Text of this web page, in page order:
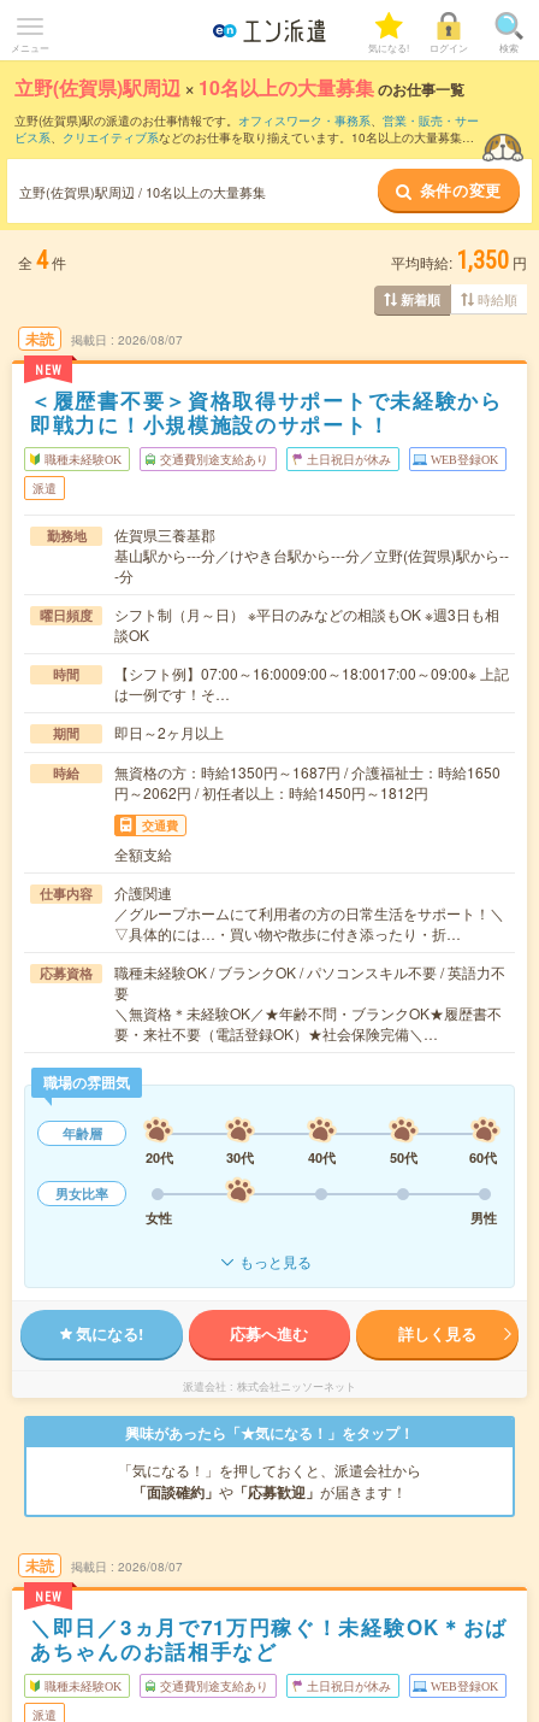
メニュー 気になる! ログイン 検索
立野(佐賀県)駅周辺 × 10名以上の大量募集のお仕事一覧
立野(佐賀県)駅の派遣のお仕事情報です。 オフィスワーク・事務系、 営業・販売・サー
ビス系、 クリエイティブ系などのお仕事を取り揃えています。10名以上の大量募集の
立野(佐賀県)駅周辺 / 10名以上の大量募集 条件の変更
全 4件 平均時給: 1,350 円
新着順 時給順
未読
NEW
掲載日 2026/08/07
＜履歴書不要＞資格取得サポートで未経験から
即戦力に！小規模施設のサポート！
職種未経験OK 交通費別途支給あり 土日祝日が休み WEB登録OK
派遣
勤務地
佐賀県三養基郡
基山駅から---分／けやき台駅から---分／立野(佐賀県)駅から--
-分
曜日頻度
シフト制（月～日） ※平日のみなどの相談もOK ※週3日も相
談OK
時間
【シフト例】07:00～16:0009:00～18:0017:00～09:00※ 上記
は一例です！そ…
期間 即日～2ヶ月以上
時給
無資格の方：時給1350円～1687円 / 介護福祉士：時給1650
円～2062円 / 初任者以上：時給1450円～1812円
交通費
全額支給
仕事内容
介護関連
／グループホームにて利用者の方の日常生活をサポート！＼
▽具体的には…・買い物や散歩に付き添ったり・折…
応募資格
職種未経験OK / ブランクOK / パソコンスキル不要 / 英語力不
要
＼無資格＊未経験OK／★年齢不問・ブランクOK★履歴書不
要・来社不要（電話登録OK）★社会保険完備＼…
職場の雰囲気
年齢層
20代
30代 40代 50代
60代
男女比率
女性
男性
もっと見る
気になる! 応募へ進む 詳しく見る
派遣会社 株式会社ニッソーネット
興味があったら「★気になる！」をタップ！
「気になる！」を押しておくと、派遣会社から
「面談確約」 や 「応募歓迎」 が届きます！
未読
NEW
掲載日 2026/08/07
＼即日／3ヵ月で71万円稼ぐ！未経験OK＊おば
あちゃんのお話相手など
職種未経験OK 交通費別途支給あり 土日祝日が休み WEB登録OK
派遣